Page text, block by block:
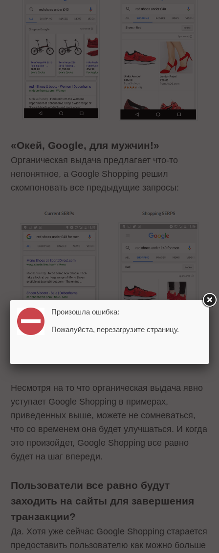
«Окей, Google, для мужчин!»
Органическая выдача предлагает что-то
непонятное, а Google Shopping решил
скомпоновать все предыдущие запросы:
Несмотря на то что органическая выдача явно
уступает Google Shopping в примерах,
приведенных выше, можете не сомневаться,
что со временем она будет улучшаться. И когда
это произойдет, Google Shopping все равно
будет на шаг впереди.
Пользователи все равно будут
заходить на сайты для завершения
транзакции?
Да. Хотя уже сейчас Google Shopping старается
предоставить пользователю как можно больше
Произошла ошибка:
Пожалуйста, перезагрузите страницу.